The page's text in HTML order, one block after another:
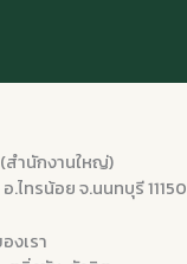
สำนักงานใหญ่)
.ไทรน้อย จ.นนทบุรี 11150
งเรา